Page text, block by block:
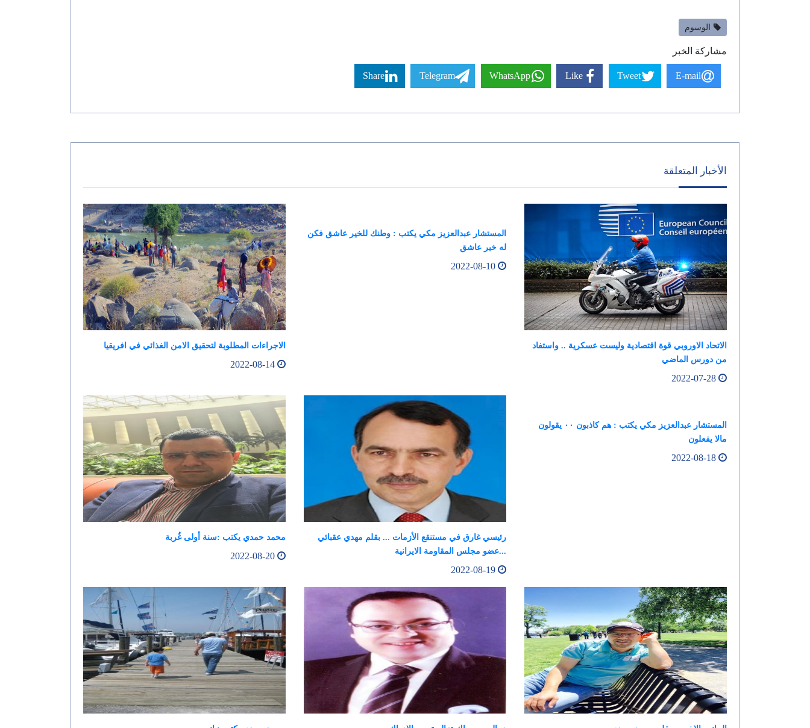
الوسوم
مشاركة الخبر
E-mail
Tweet
Like
WhatsApp
Telegram
Share
الأخبار المتعلقة
الاتحاد الاوروبي قوة اقتصادية وليست عسكرية .. واستفاد
من دورس الماضي
المستشار عبدالعزيز مكي يكتب : وطنك للخير عاشق فكن
له خير عاشق
الاجراءات المطلوبة لتحقيق الامن الغذائي في افريقيا
المستشار عبدالعزيز مكي يكتب : هم كاذبون ٠٠ يقولون
مالا يفعلون
رئيسي غارق في مستنقع الأزمات ... بقلم مهدي عقبائي
...عضو مجلس المقاومة الايرانية
محمد حمدي يكتب :سنة أولى غُربة